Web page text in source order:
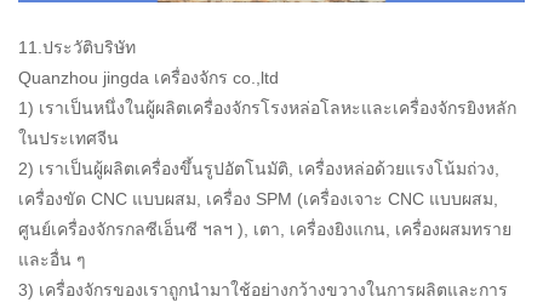
11.ประวัติบริษัท
Quanzhou jingda เครื่องจักร co.,ltd
1) เราเป็นหนึ่งในผู้ผลิตเครื่องจักรโรงหล่อโลหะและเครื่องจักรยิงหลัก
ในประเทศจีน
2) เราเป็นผู้ผลิตเครื่องขึ้นรูปอัตโนมัติ, เครื่องหล่อด้วยแรงโน้มถ่วง,
เครื่องขัด CNC แบบผสม, เครื่อง SPM (เครื่องเจาะ CNC แบบผสม,
ศูนย์เครื่องจักรกลซีเอ็นซี ฯลฯ ), เตา, เครื่องยิงแกน, เครื่องผสมทราย
และอื่น ๆ
3) เครื่องจักรของเราถูกนำมาใช้อย่างกว้างขวางในการผลิตและการ